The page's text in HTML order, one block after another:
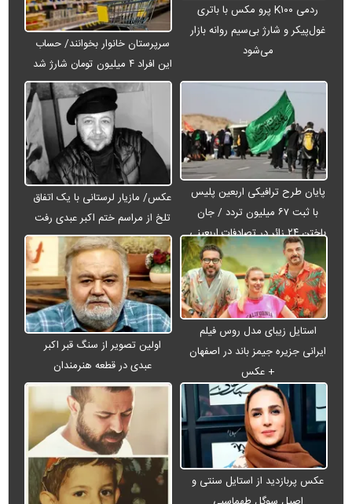
ردمی K۱۰۰ پرو مکس با باتری
غول‌پیکر و شارژ بی‌سیم روانه بازار
می‌شود
سرپرستان خانوار بخوانند/ حساب
این افراد ۴ میلیون تومان شارژ شد
پایان طرح ترافیکی اربعین پلیس
با ثبت ۶۷ میلیون تردد / جان
باختن ۲۴ زائر در تصادفات اربعینی
عکس/ مازیار لرستانی با یک اتفاق
تلخ از مراسم ختم اکبر عبدی رفت
استایل زیبای مدل روس فیلم
ایرانی جزیره جیمز باند در اصفهان
+ عکس
اولین تصویر از سنگ قبر اکبر
عبدی در قطعه هنرمندان
عکس پربازدید از استایل سنتی و